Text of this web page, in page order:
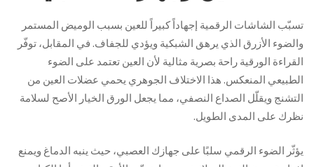
تسبّب الشاشات الرقمية إجهاداً كبيراً للعين بسبب الوميض المستمر
والضوء الأزرق الذي يرهق الشبكية ويؤدي للجفاف. في المقابل، توفّر
القراءة الورقية راحة بصرية مثالية لأن العين تعتمد على الضوء
الطبيعي المنعكس. هذا الاختلاف الجوهري يحمي عضلات العين من
التشنج ويقلّل الصداع النصفي، مما يجعل الورق الخيار الأصح لسلامة
نظرك على المدى الطويل.
يؤثّر الضوء الرقمي سلبًا على جهازك العصبي، حيث ينبه الدماغ ويمنع